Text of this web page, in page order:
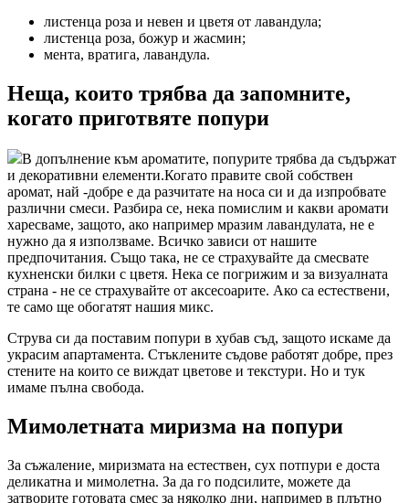
листенца роза и невен и цветя от лавандула;
листенца роза, божур и жасмин;
мента, вратига, лавандула.
Неща, които трябва да запомните,
когато приготвяте попури
В допълнение към ароматите, попурите трябва да съдържат
и декоративни елементи.Когато правите свой собствен
аромат, най -добре е да разчитате на носа си и да изпробвате
различни смеси. Разбира се, нека помислим и какви аромати
харесваме, защото, ако например мразим лавандулата, не е
нужно да я използваме. Всичко зависи от нашите
предпочитания. Също така, не се страхувайте да смесвате
кухненски билки с цветя. Нека се погрижим и за визуалната
страна - не се страхувайте от аксесоарите. Ако са естествени,
те само ще обогатят нашия микс.
Струва си да поставим попури в хубав съд, защото искаме да
украсим апартамента. Стъклените съдове работят добре, през
стените на които се виждат цветове и текстури. Но и тук
имаме пълна свобода.
Мимолетната миризма на попури
За съжаление, миризмата на естествен, сух потпури е доста
деликатна и мимолетна. За да го подсилите, можете да
затворите готовата смес за няколко дни, например в плътно